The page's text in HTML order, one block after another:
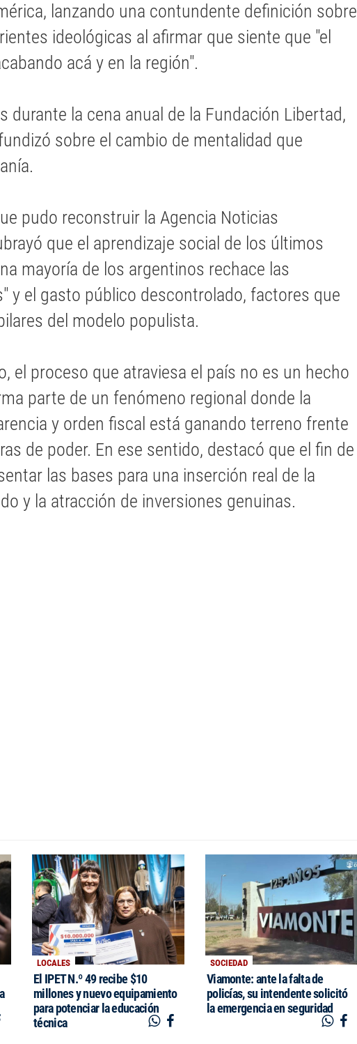
lanzando una contundente definición sobre
ideológicas al afirmar que siente que "el
acá y en la región".
durante la cena anual de la Fundación Libertad,
sobre el cambio de mentalidad que
pudo reconstruir la Agencia Noticias
que el aprendizaje social de los últimos
mayoría de los argentinos rechace las
y el gasto público descontrolado, factores que
del modelo populista.
el proceso que atraviesa el país no es un hecho
parte de un fenómeno regional donde la
y orden fiscal está ganando terreno frente
de poder. En ese sentido, destacó que el fin de
las bases para una inserción real de la
y la atracción de inversiones genuinas.
LOCALES
El IPET N.º 49 recibe $10
millones y nuevo equipamiento
para potenciar la educación
técnica
SOCIEDAD
Viamonte: ante la falta de
policías, su intendente solicitó
la emergencia en seguridad